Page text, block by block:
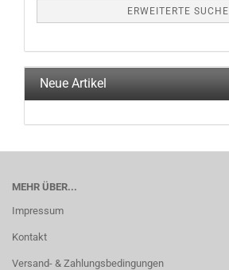
ERWEITERTE SUCHE
Neue Artikel
MEHR ÜBER...
Impressum
Kontakt
Versand- & Zahlungsbedingungen